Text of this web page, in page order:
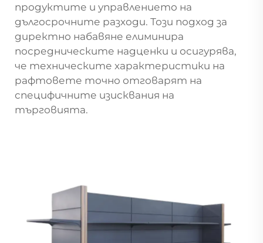
продуктите и управлението на
дългосрочните разходи. Този подход за
директно набавяне елиминира
посредническите надценки и осигурява,
че техническите характеристики на
рафтовете точно отговарят на
специфичните изисквания на
търговията.